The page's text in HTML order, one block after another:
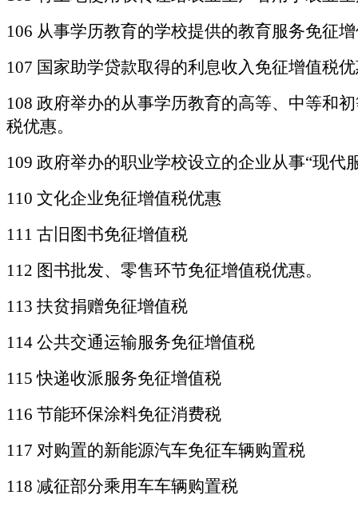
106 从事学历教育的学校提供的教育服务免征
107 国家助学贷款取得的利息收入免征增值税
108 政府举办的从事学历教育的高等、中等和
税优惠。
109 政府举办的职业学校设立的企业从事“现代
110 文化企业免征增值税优惠
111 古旧图书免征增值税
112 图书批发、零售环节免征增值税优惠。
113 扶贫捐赠免征增值税
114 公共交通运输服务免征增值税
115 快递收派服务免征增值税
116 节能环保涂料免征消费税
117 对购置的新能源汽车免征车辆购置税
118 减征部分乘用车车辆购置税